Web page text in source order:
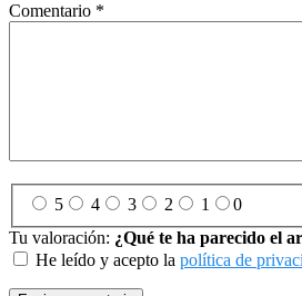
Comentario *
5 4 3 2 1
0
Tu valoración: ¿Qué te ha parecido el
He leído y acepto la política de